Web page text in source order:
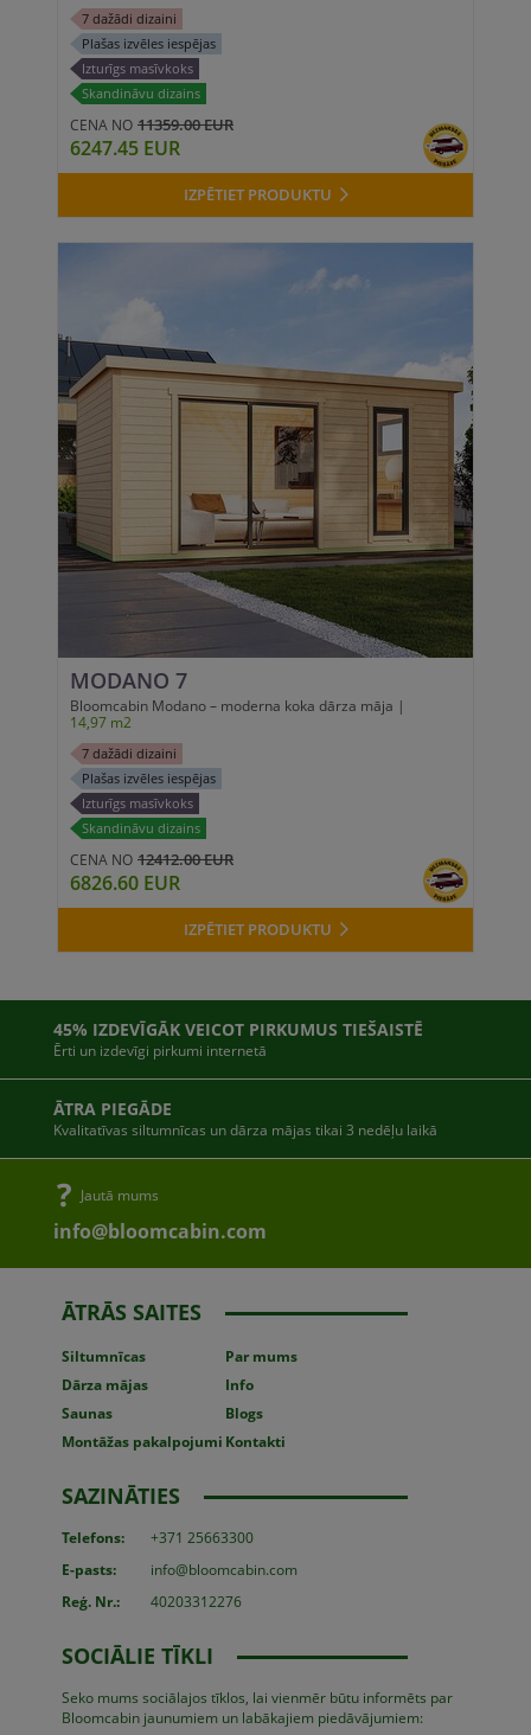
7 dažādi dizaini
Plašas izvēles iespējas
Izturīgs masīvkoks
Skandināvu dizains
CENA NO 11359.00 EUR
6247.45 EUR
IZPĒTIET PRODUKTU
MODANO 7
Bloomcabin Modano – moderna koka dārza māja |
14,97 m2
7 dažādi dizaini
Plašas izvēles iespējas
Izturīgs masīvkoks
Skandināvu dizains
CENA NO 12412.00 EUR
6826.60 EUR
IZPĒTIET PRODUKTU
45% IZDEVĪGĀK VEICOT PIRKUMUS TIEŠAISTĒ
Ērti un izdevīgi pirkumi internetā
ĀTRA PIEGĀDE
Kvalitatīvas siltumnīcas un dārza mājas tikai 3 nedēļu laikā
Jautā mums
info@bloomcabin.com
ĀTRĀS SAITES
Siltumnīcas
Dārza mājas
Saunas
Montāžas pakalpojumi
Par mums
Info
Blogs
Kontakti
SAZINĀTIES
Telefons:
+371 25663300
E-pasts:
info@bloomcabin.com
Reģ. Nr.:
40203312276
SOCIĀLIE TĪKLI
Seko mums sociālajos tīklos, lai vienmēr būtu informēts par
Bloomcabin jaunumiem un labākajiem piedāvājumiem: